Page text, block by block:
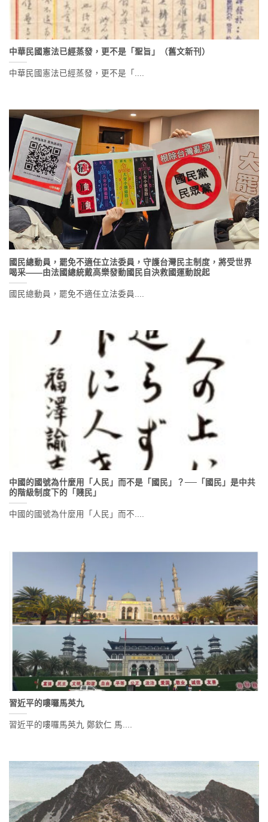
中華民國憲法已經蒸發，更不是「聖旨」（舊文新刊）
中華民國憲法已經蒸發，更不是「....
國民總動員，罷免不適任立法委員，守護台灣民主制度，將受世界
喝采——由法國總統戴高樂發動國民自決救國運動說起
國民總動員，罷免不適任立法委員....
中國的國號為什麼用「人民」而不是「國民」？──「國民」是中共
的階級制度下的「賤民」
中國的國號為什麼用「人民」而不....
習近平的嘍囉馬英九
習近平的嘍囉馬英九 鄭欽仁 馬....